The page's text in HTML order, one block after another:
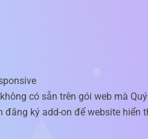
có sẵn trên gói web mà Quý
đăng ký add-on để website hiển